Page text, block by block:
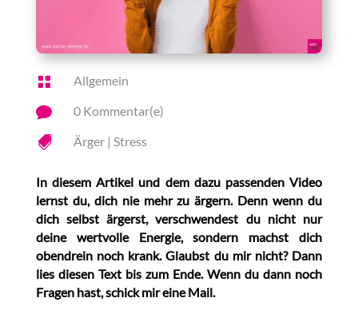
 Allgemein
 0 Kommentar(e)
 Ärger| Stress
In diesem Artikel und dem dazu passenden Video
lernst du, dich nie mehr zu ärgern. Denn wenn du
dich selbst ärgerst, verschwendest du nicht nur
deine wertvolle Energie, sondern machst dich
obendrein noch krank. Glaubst du mir nicht? Dann
lies diesen Text bis zum Ende. Wenn du dann noch
Fragen hast, schick mir eine Mail.